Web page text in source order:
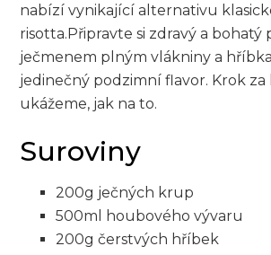
nabízí vynikající alternativu
risotta.Připravte si zdravý a bohatý
ječmenem plným vlákniny a
jedinečný podzimní ⁣flavor. Krok
ukážeme, jak na to. ⁣
Suroviny
200g ječných krup
500ml houbového vývaru
200g⁢ čerstvých hříbek